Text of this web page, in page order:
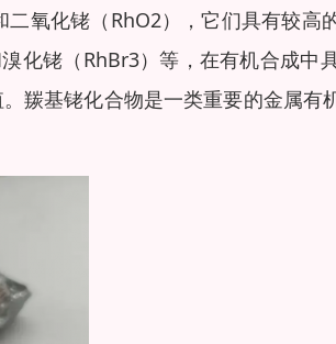
氧化铑（RhO2），它们具有较高
化铑（RhBr3）等，在有机合成中
羰基铑化合物是一类重要的金属